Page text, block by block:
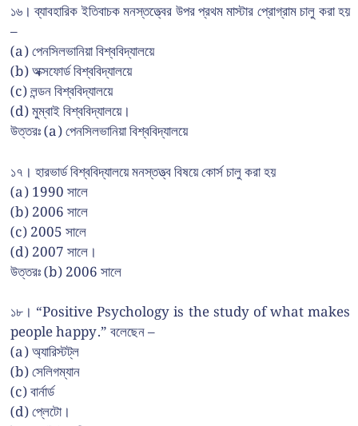
১৬। ব্যাবহারিক ইতিবাচক মনস্তত্ত্বের উপর প্রথম মাস্টার প্রোগ্রাম চালু করা হয়
–
(a) পেনসিলভানিয়া বিশ্ববিদ্যালয়ে
(b) অক্সফোর্ড বিশ্ববিদ্যালয়ে
(c) লন্ডন বিশ্ববিদ্যালয়ে
(d) মুম্বাই বিশ্ববিদ্যালয়ে।
উত্তরঃ (a) পেনসিলভানিয়া বিশ্ববিদ্যালয়ে
১৭। হারভার্ড বিশ্ববিদ্যালয়ে মনস্তত্ত্ব বিষয়ে কোর্স চালু করা হয়
(a) 1990 সালে
(b) 2006 সালে
(c) 2005 সালে
(d) 2007 সালে।
উত্তরঃ (b) 2006 সালে
১৮। “Positive Psychology is the study of what makes
people happy.” বলেছেন –
(a) অ্যারিস্টট্ল
(b) সেলিগম্যান
(c) বার্নার্ড
(d) প্লেটো।